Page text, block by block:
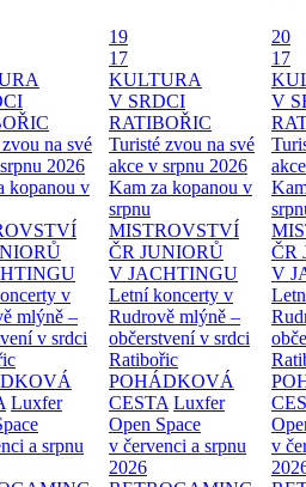
na své
2026
kopanou v
v
mlýně –
v srdci
Luxfer
a srpnu
19
17
KULTURA
V SRDCI
RATIBOŘIC
Turisté zvou na své
akce v srpnu 2026
Kam za kopanou v
srpnu
MISTROVSTVÍ
ČR JUNIORŮ
V JACHTINGU
Letní koncerty v
Rudrově mlýně –
občerstvení v srdci
Ratibořic
POHÁDKOVÁ
CESTA Luxfer
Open Space
v červenci a srpnu
2026
20
17
V
ČR
V
v